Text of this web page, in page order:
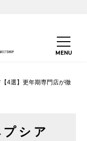
4選】更年期専門店が徹
シア